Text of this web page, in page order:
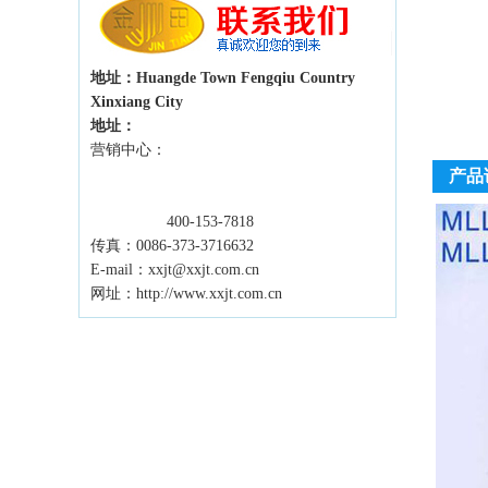
地址：Huangde Town Fengqiu Country
Xinxiang City
地址：
营销中心：
400-153-7818
传真：0086-373-3716632
E-mail：xxjt@xxjt.com.cn
网址：http://www.xxjt.com.cn
产品